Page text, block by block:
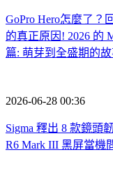
GoPro Hero怎麼了？
的真正原因! 2026 的
篇: 萌芽到全盛期的故
2026-06-28 00:36
Sigma 釋出 8 款鏡頭
R6 Mark III 黑屏當機